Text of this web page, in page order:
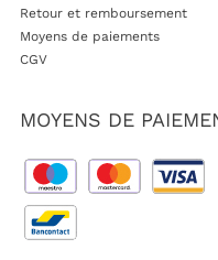
Retour et remboursement
Moyens de paiements
CGV
MOYENS DE